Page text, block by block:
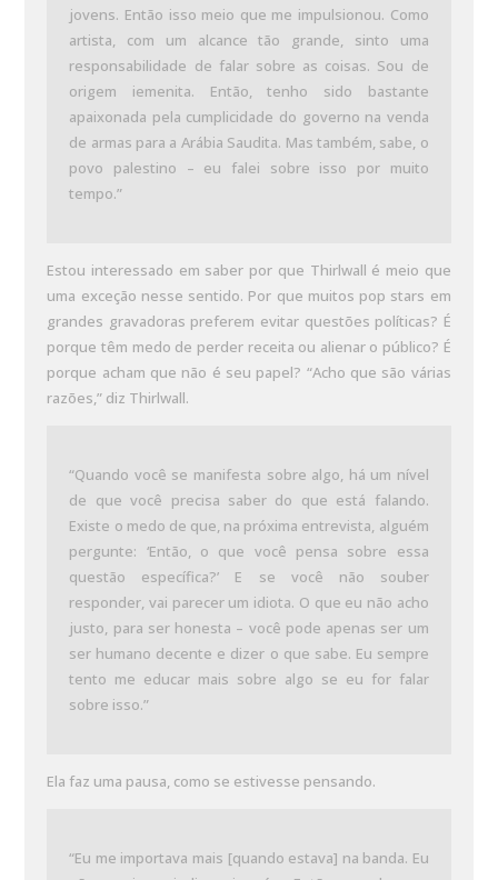
jovens. Então isso meio que me impulsionou. Como
artista, com um alcance tão grande, sinto uma
responsabilidade de falar sobre as coisas. Sou de
origem iemenita. Então, tenho sido bastante
apaixonada pela cumplicidade do governo na venda
de armas para a Arábia Saudita. Mas também, sabe, o
povo palestino – eu falei sobre isso por muito
tempo.”
Estou interessado em saber por que Thirlwall é meio que
uma exceção nesse sentido. Por que muitos pop stars em
grandes gravadoras preferem evitar questões políticas? É
porque têm medo de perder receita ou alienar o público? É
porque acham que não é seu papel? “Acho que são várias
razões,” diz Thirlwall.
“Quando você se manifesta sobre algo, há um nível
de que você precisa saber do que está falando.
Existe o medo de que, na próxima entrevista, alguém
pergunte: ‘Então, o que você pensa sobre essa
questão específica?’ E se você não souber
responder, vai parecer um idiota. O que eu não acho
justo, para ser honesta – você pode apenas ser um
ser humano decente e dizer o que sabe. Eu sempre
tento me educar mais sobre algo se eu for falar
sobre isso.”
Ela faz uma pausa, como se estivesse pensando.
“Eu me importava mais [quando estava] na banda. Eu